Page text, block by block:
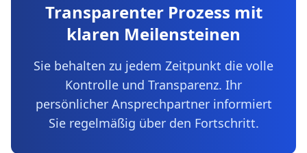
Transparenter Prozess mit
klaren Meilensteinen
Sie behalten zu jedem Zeitpunkt die volle
Kontrolle und Transparenz. Ihr
persönlicher Ansprechpartner informiert
Sie regelmäßig über den Fortschritt.